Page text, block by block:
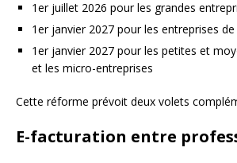
1er juillet 2026 pour les grandes
1er janvier 2027 pour les entreprises
1er janvier 2027 pour les petites et
et les micro-entreprises
Cette réforme prévoit deux volets
E-facturation entre